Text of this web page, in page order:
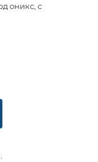
оникс, с